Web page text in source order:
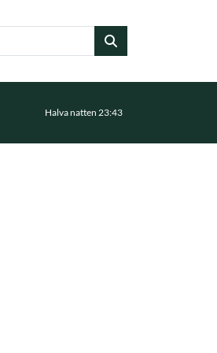
Halva natten 23:43